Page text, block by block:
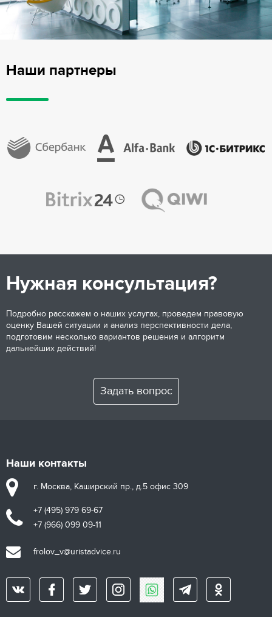
Наши партнеры
Нужная консультация?
Подробно расскажем о наших услугах, проведем правовую
оценку Вашей ситуации и анализ перспективности дела,
подготовим несколько вариантов решения и алгоритм
дальнейших действий!
Задать вопрос
Наши контакты
г. Москва, Каширский пр., д.5 офис 309
+7 (495) 979 69-67
+7 (966) 099 09-11
frolov_v@uristadvice.ru